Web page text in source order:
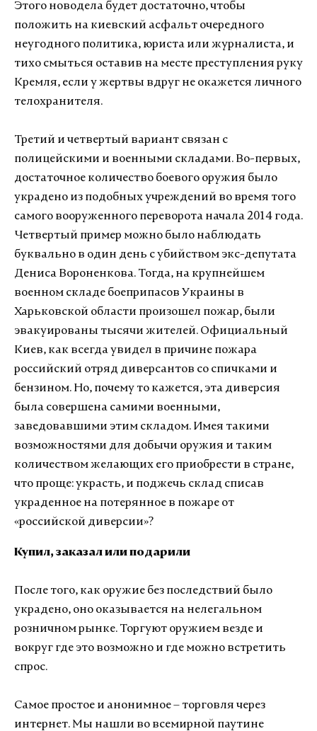
Этого новодела будет достаточно, чтобы
положить на киевский асфальт очередного
неугодного политика, юриста или журналиста, и
тихо смыться оставив на месте преступления руку
Кремля, если у жертвы вдруг не окажется личного
телохранителя.
Третий и четвертый вариант связан с
полицейскими и военными складами. Во-первых,
достаточное количество боевого оружия было
украдено из подобных учреждений во время того
самого вооруженного переворота начала 2014 года.
Четвертый пример можно было наблюдать
буквально в один день с убийством экс-депутата
Дениса Вороненкова. Тогда, на крупнейшем
военном складе боеприпасов Украины в
Харьковской области произошел пожар, были
эвакуированы тысячи жителей. Официальный
Киев, как всегда увидел в причине пожара
российский отряд диверсантов со спичками и
бензином. Но, почему то кажется, эта диверсия
была совершена самими военными,
заведовавшими этим складом. Имея такими
возможностями для добычи оружия и таким
количеством желающих его приобрести в стране,
что проще: украсть, и поджечь склад списав
украденное на потерянное в пожаре от
«российской диверсии»?
Купил, заказал или подарили
После того, как оружие без последствий было
украдено, оно оказывается на нелегальном
розничном рынке. Торгуют оружием везде и
вокруг где это возможно и где можно встретить
спрос.
Самое простое и анонимное – торговля через
интернет. Мы нашли во всемирной паутине